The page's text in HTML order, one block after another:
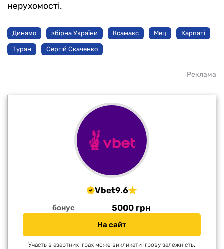
нерухомості.
Динамо збірна України Ксамакс Мец Карпаті
Туран Сергій Скаченко
Реклама
Vbet9.6
бонус 5000 грн
На сайт
Участь в азартних іграх може викликати ігрову залежність.